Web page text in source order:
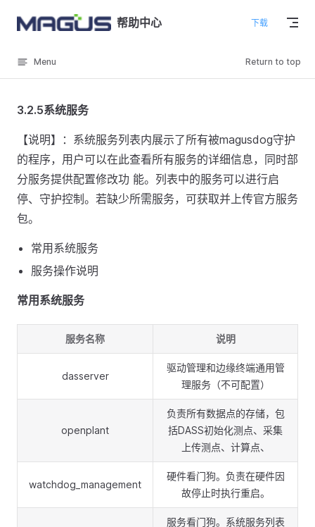
Skip to content 帮助中心 下载
Menu Return to top
3.2.5系统服务
【说明】：系统服务列表内展示了所有被magusdog守护
的程序，用户可以在此查看所有服务的详细信息，同时部
分服务提供配置修改功 能。列表中的服务可以进行启
停、守护控制。若缺少所需服务，可获取并上传官方服务
包。
常用系统服务
服务操作说明
常用系统服务
服务名称 说明
dasserver
驱动管理和边缘终端通用管
理服务（不可配置）
openplant
负责所有数据点的存储，包
括DASS初始化测点、采集
上传测点、计算点、
watchdog_management
硬件看门狗。负责在硬件因
故停止时执行重启。
服务看门狗。系统服务列表